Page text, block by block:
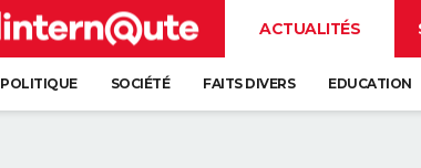
ACTUALITÉS
POLITIQUE SOCIÉTÉ FAITS DIVERS EDUCATION